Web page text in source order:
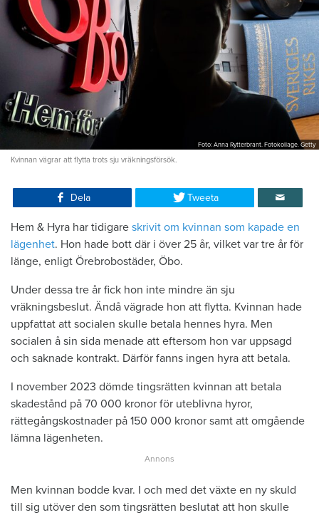
Foto: Anna Rytterbrant. Fotokollage. Getty
Kvinnan vägrar att flytta trots sju vräkningsförsök.
Dela Tweeta
Hem & Hyra har tidigare skrivit om kvinnan som kapade en
lägenhet. Hon hade bott där i över 25 år, vilket var tre år för
länge, enligt Örebrobostäder, Öbo.
Under dessa tre år fick hon inte mindre än sju
vräkningsbeslut. Ändå vägrade hon att flytta. Kvinnan hade
uppfattat att socialen skulle betala hennes hyra. Men
socialen å sin sida menade att eftersom hon var uppsagd
och saknade kontrakt. Därför fanns ingen hyra att betala.
I november 2023 dömde tingsrätten kvinnan att betala
skadestånd på 70 000 kronor för uteblivna hyror,
rättegångskostnader på 150 000 kronor samt att omgående
lämna lägenheten.
Men kvinnan bodde kvar. I och med det växte en ny skuld
till sig utöver den som tingsrätten beslutat att hon skulle